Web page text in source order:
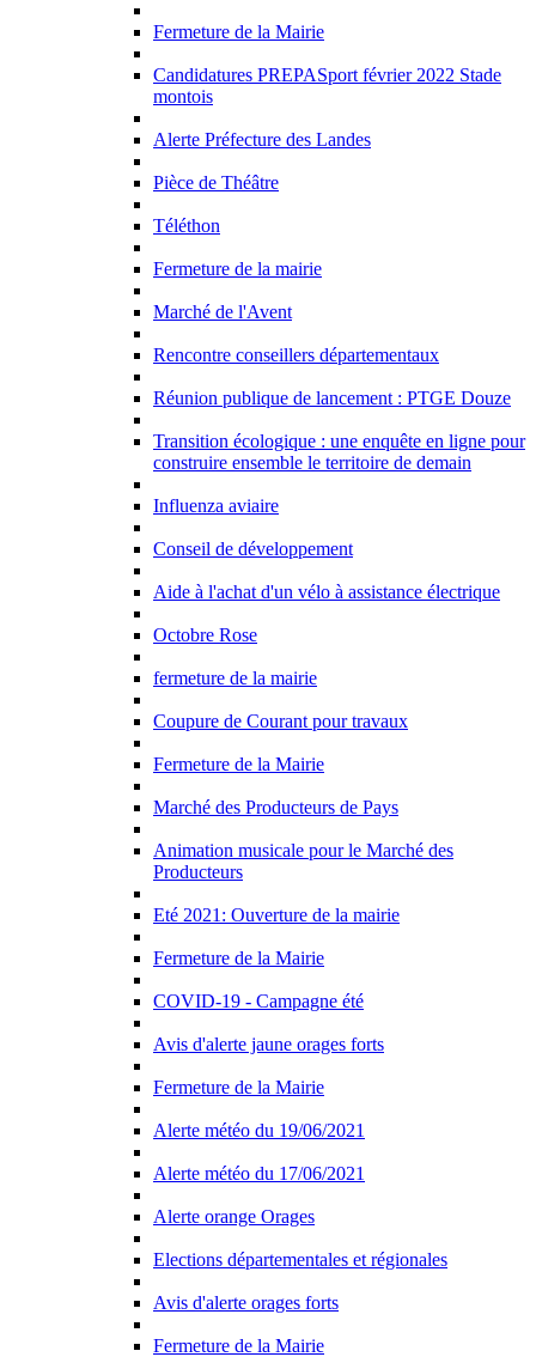
Fermeture de la Mairie
Candidatures PREPASport février 2022 Stade
montois
Alerte Préfecture des Landes
Pièce de Théâtre
Téléthon
Fermeture de la mairie
Marché de l'Avent
Rencontre conseillers départementaux
Réunion publique de lancement : PTGE Douze
Transition écologique : une enquête en ligne pour
construire ensemble le territoire de demain
Influenza aviaire
Conseil de développement
Aide à l'achat d'un vélo à assistance électrique
Octobre Rose
fermeture de la mairie
Coupure de Courant pour travaux
Fermeture de la Mairie
Marché des Producteurs de Pays
Animation musicale pour le Marché des
Producteurs
Eté 2021: Ouverture de la mairie
Fermeture de la Mairie
COVID-19 - Campagne été
Avis d'alerte jaune orages forts
Fermeture de la Mairie
Alerte météo du 19/06/2021
Alerte météo du 17/06/2021
Alerte orange Orages
Elections départementales et régionales
Avis d'alerte orages forts
Fermeture de la Mairie